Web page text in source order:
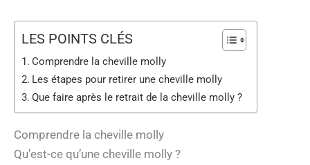
LES POINTS CLÉS
Comprendre la cheville molly
Les étapes pour retirer une cheville molly
Que faire après le retrait de la cheville molly ?
Comprendre la cheville molly
Qu’est-ce qu’une cheville molly ?